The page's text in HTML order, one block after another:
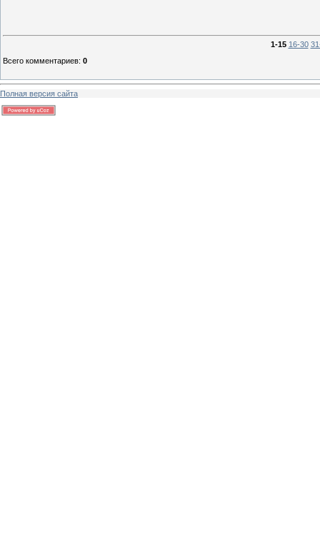
1-15 16-30
Всего комментариев: 0
Полная версия сайта